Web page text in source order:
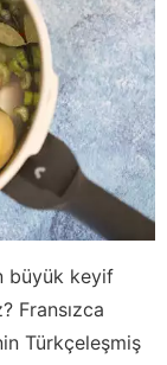
büyük keyif
Fransızca
Türkçeleşmiş